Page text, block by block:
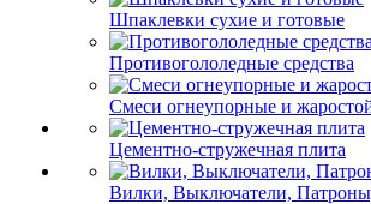
Шпаклевки сухие и готовые
Противогололедные средства
Смеси огнеупорные и
Цементно-стружечная плита
Вилки, Выключатели,